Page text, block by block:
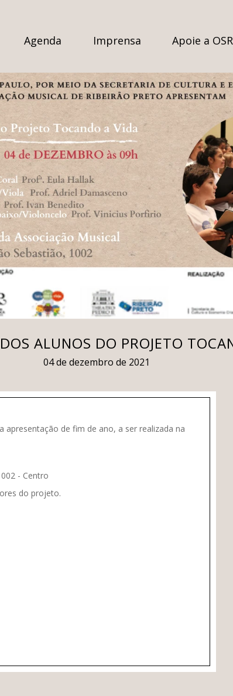
Agenda Imprensa Apoie a
ALUNOS DO PROJETO
04 de dezembro de 2021
de fim de ano, a ser realizada na
- Centro
do projeto.